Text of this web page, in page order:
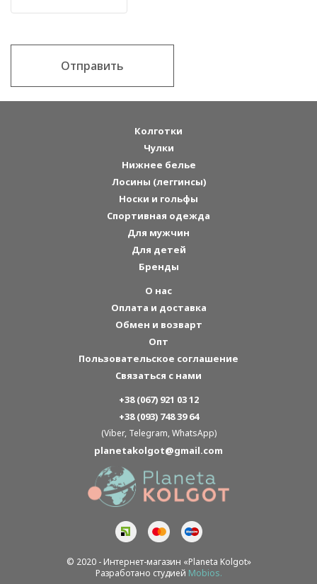
Отправить
© 2020 - Интернет-магазин «Planeta Kolgot»
Разработано студией Mobios.
Колготки
Чулки
Нижнее белье
Лосины (леггинсы)
Носки и гольфы
Спортивная одежда
Для мужчин
Для детей
Бренды
О нас
Оплата и доставка
Обмен и возварт
Опт
Пользовательское соглашение
Связаться с нами
+38 (067) 921 03 12
+38 (093) 748 39 64
(Viber, Telegram, WhatsApp)
planetakolgot@gmail.com